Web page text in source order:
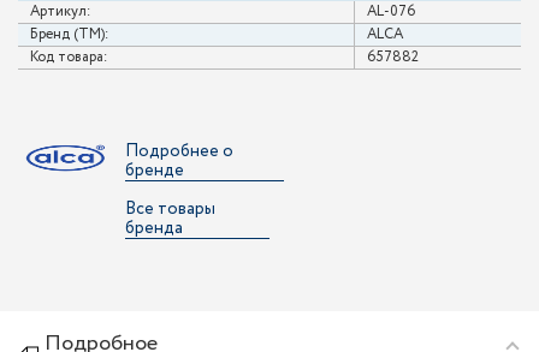
Артикул:
AL-076
Бренд (ТМ):
ALCA
Код товара:
657882
Подробнее о
бренде
Все товары
бренда
Подробное